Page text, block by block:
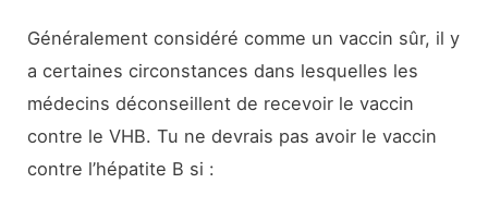
Généralement considéré comme un vaccin sûr, il y
a certaines circonstances dans lesquelles les
médecins déconseillent de recevoir le vaccin
contre le VHB. Tu ne devrais pas avoir le vaccin
contre l’hépatite B si :